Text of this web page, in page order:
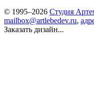
© 1995–2026 Студия
mailbox@artlebedev.ru,
Заказать дизайн...